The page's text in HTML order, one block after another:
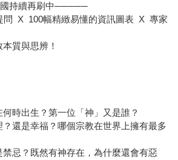
持續再刷中─────
問 X 100幅精緻易懂的資訊圖表 X 專家
質與思辨！
時出生？第一位「神」又是誰？
還是幸福？哪個宗教在世界上擁有最多
忌？既然有神存在，為什麼還會有惡